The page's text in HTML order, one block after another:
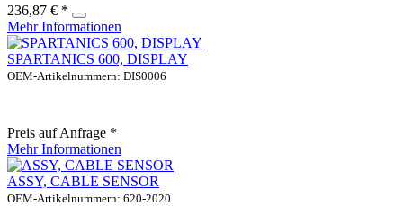
236,87 € *
Mehr Informationen
SPARTANICS 600, DISPLAY
OEM-Artikelnummern: DIS0006
Preis auf Anfrage *
Mehr Informationen
ASSY, CABLE SENSOR
OEM-Artikelnummern: 620-2020